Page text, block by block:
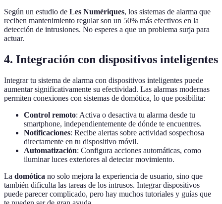
Según un estudio de Les Numériques, los sistemas de alarma que
reciben mantenimiento regular son un 50% más efectivos en la
detección de intrusiones. No esperes a que un problema surja para
actuar.
4. Integración con dispositivos inteligentes
Integrar tu sistema de alarma con dispositivos inteligentes puede
aumentar significativamente su efectividad. Las alarmas modernas
permiten conexiones con sistemas de domótica, lo que posibilita:
Control remoto: Activa o desactiva tu alarma desde tu
smartphone, independientemente de dónde te encuentres.
Notificaciones: Recibe alertas sobre actividad sospechosa
directamente en tu dispositivo móvil.
Automatización: Configura acciones automáticas, como
iluminar luces exteriores al detectar movimiento.
La domótica no solo mejora la experiencia de usuario, sino que
también dificulta las tareas de los intrusos. Integrar dispositivos
puede parecer complicado, pero hay muchos tutoriales y guías que